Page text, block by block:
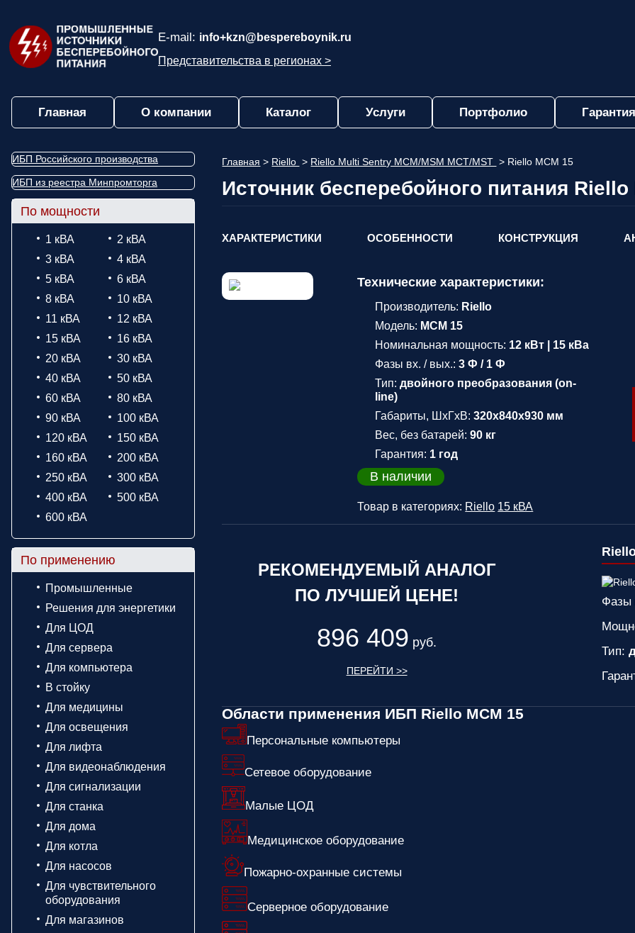
E-mail: info+kzn@bespereboynik.ru
Представительства в регионах >
Главная О компании Каталог Услуги Портфолио
ИБП Российского производства
ИБП из реестра Минпромторга
По мощности
1 кВА
2 кВА
3 кВА
4 кВА
5 кВА
6 кВА
8 кВА
10 кВА
11 кВА
12 кВА
15 кВА
16 кВА
20 кВА
30 кВА
40 кВА
50 кВА
60 кВА
80 кВА
90 кВА
100 кВА
120 кВА
150 кВА
160 кВА
200 кВА
250 кВА
300 кВА
400 кВА
500 кВА
600 кВА
По применению
Промышленные
Решения для энергетики
Для ЦОД
Для сервера
Для компьютера
В стойку
Для медицины
Для освещения
Для лифта
Для видеонаблюдения
Для сигнализации
Для станка
Для дома
Для котла
Для насосов
Для чувствительного
оборудования
Для магазинов
Главная > Riello > Riello Multi Sentry MCM/MSM MCT/MST > Riello MCM 15
Источник бесперебойного питания Riello
ХАРАКТЕРИСТИКИ ОСОБЕННОСТИ КОНСТРУКЦИЯ
Технические характеристики:
Производитель: Riello
Модель: MCM 15
Номинальная мощность: 12 кВт | 15 кВа
Фазы вх. / вых.:3 Ф / 1 Ф
Тип:двойного преобразования (on-
line)
Габариты, ШхГхВ:320х840х930 мм
Вес, без батарей:90 кг
Гарантия: 1 год
В наличии
Товар в категориях: Riello 15 кВА
РЕКОМЕНДУЕМЫЙ АНАЛОГ
ПО ЛУЧШЕЙ ЦЕНЕ!
896 409 руб.
ПЕРЕЙТИ >>
Фазы
Тип:
Области применения ИБП Riello MCM 15
Персональные компьютеры
Сетевое оборудование
Малые ЦОД
Медицинское оборудование
Пожарно-охранные системы
Серверное оборудование